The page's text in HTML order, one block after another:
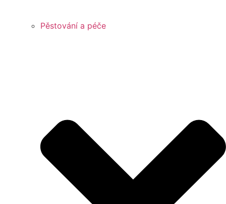
Pěstování a péče